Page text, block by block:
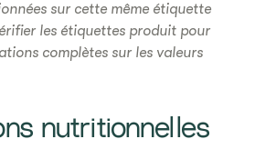
sur cette même étiquette
les étiquettes produit pour
complètes sur les valeurs
nutritionnelles​